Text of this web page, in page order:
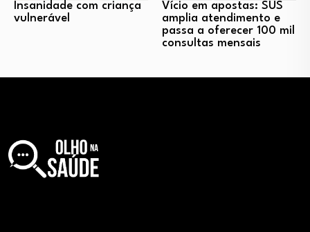
Insanidade com criança
vulnerável
Vício em apostas: SUS
amplia atendimento e
passa a oferecer 100 mil
consultas mensais